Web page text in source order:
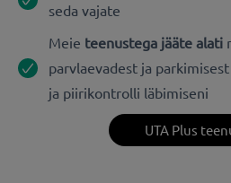
seda vajate
Meie teenustega jääte alati
parvlaevadest ja
ja piirikontrolli läbimiseni
UTA Plus